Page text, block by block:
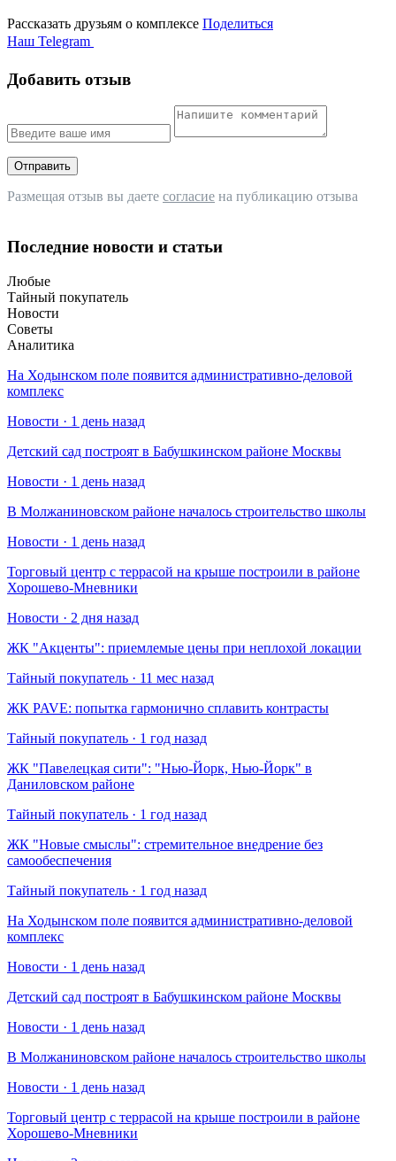
Рассказать друзьям о комплексе Поделиться
Наш Telegram
Добавить отзыв
Отправить
Размещая отзыв вы даете согласие на публикацию отзыва
Последние новости и статьи
Любые
Тайный покупатель
Новости
Советы
Аналитика
На Ходынском поле появится административно-деловой
комплекс
Новости · 1 день назад
Детский сад построят в Бабушкинском районе Москвы
Новости · 1 день назад
В Молжаниновском районе началось строительство школы
Новости · 1 день назад
Торговый центр с террасой на крыше построили в районе
Хорошево-Мневники
Новости · 2 дня назад
​ЖК "Акценты": приемлемые цены при неплохой локации
Тайный покупатель · 11 мес назад
​ЖК PAVE: попытка гармонично сплавить контрасты
Тайный покупатель · 1 год назад
​ЖК "Павелецкая сити": "Нью-Йорк, Нью-Йорк" в
Даниловском районе
Тайный покупатель · 1 год назад
​ЖК "Новые смыслы": стремительное внедрение без
самообеспечения
Тайный покупатель · 1 год назад
На Ходынском поле появится административно-деловой
комплекс
Новости · 1 день назад
Детский сад построят в Бабушкинском районе Москвы
Новости · 1 день назад
В Молжаниновском районе началось строительство школы
Новости · 1 день назад
Торговый центр с террасой на крыше построили в районе
Хорошево-Мневники